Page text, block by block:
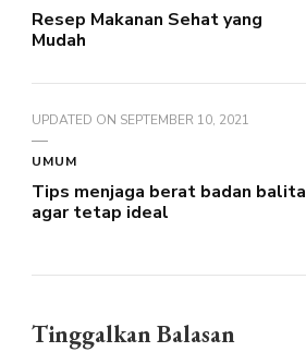
Resep Makanan Sehat yang
Mudah
UPDATED ON SEPTEMBER 10, 2021
UMUM
Tips menjaga berat badan balita
agar tetap ideal
Tinggalkan Balasan